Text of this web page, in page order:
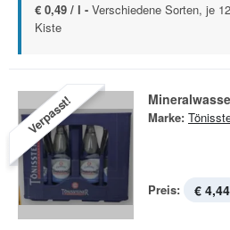
€ 0,49 / l - Verschiedene Sorten, je
Kiste
Verpasst! Marke:
Preis: € 4,44